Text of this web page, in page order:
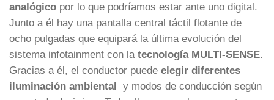
analógico por lo que podríamos estar ante uno digital.
Junto a él hay una pantalla central táctil flotante de
ocho pulgadas que equipará la última evolución del
sistema infotainment con la tecnología MULTI-SENSE.
Gracias a él, el conductor puede elegir diferentes
iluminación ambiental y modos de conducción según